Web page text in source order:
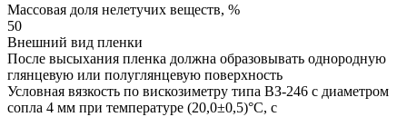
Массовая доля нелетучих веществ, %
50
Внешний вид пленки
После высыхания пленка должна образовывать однородную
глянцевую или полуглянцевую поверхность
Условная вязкость по вискозиметру типа ВЗ-246 с диаметром
сопла 4 мм при температуре (20,0±0,5)°С, с